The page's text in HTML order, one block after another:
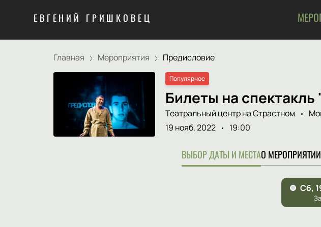
ЕВГЕНИЙ ГРИШКОВЕЦ
Главная Мероприятия Предисловие
Популярное
Билеты на
Театральный центр на Страстном
19 нояб. 2022
19:00
ВЫБОР ДАТЫ И МЕСТАО МЕРОПРИЯТИИ